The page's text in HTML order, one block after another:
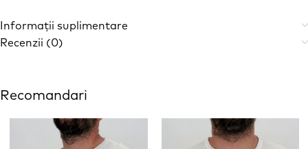
Informații suplimentare
Recenzii (0)
Recomandari